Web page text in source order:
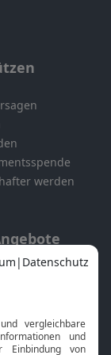
werden
App
TV